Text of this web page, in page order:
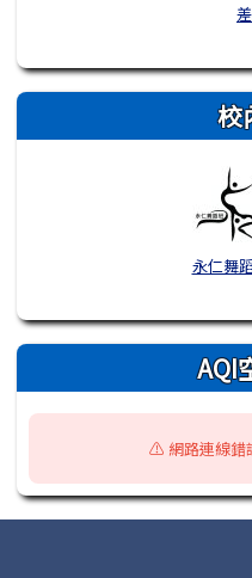
校
永仁舞
AQI
⚠️ 網路連線錯